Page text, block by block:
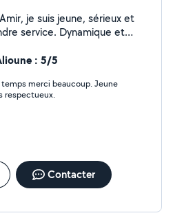
je suis jeune, sérieux et
service. Dynamique et
et vous aider au mieux,
À bientôt ! »
: 5/5
merci beaucoup. Jeune
respectueux.
Contacter